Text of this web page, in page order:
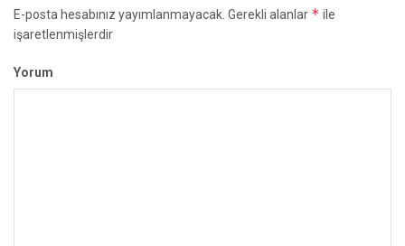
E-posta hesabınız yayımlanmayacak. Gerekli alanlar * ile
işaretlenmişlerdir
Yorum